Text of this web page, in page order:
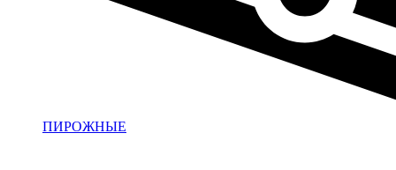
ПИРОЖНЫЕ